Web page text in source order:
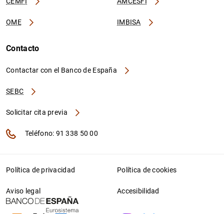
OME IMBISA
Contacto
Contactar con el Banco de España
SEBC
Solicitar cita previa
Teléfono: 91 338 50 00
Política de privacidad Política de cookies
Aviso legal Accesibilidad